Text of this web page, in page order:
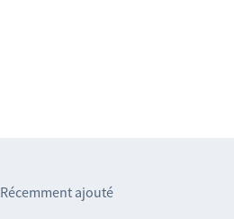
Récemment ajouté